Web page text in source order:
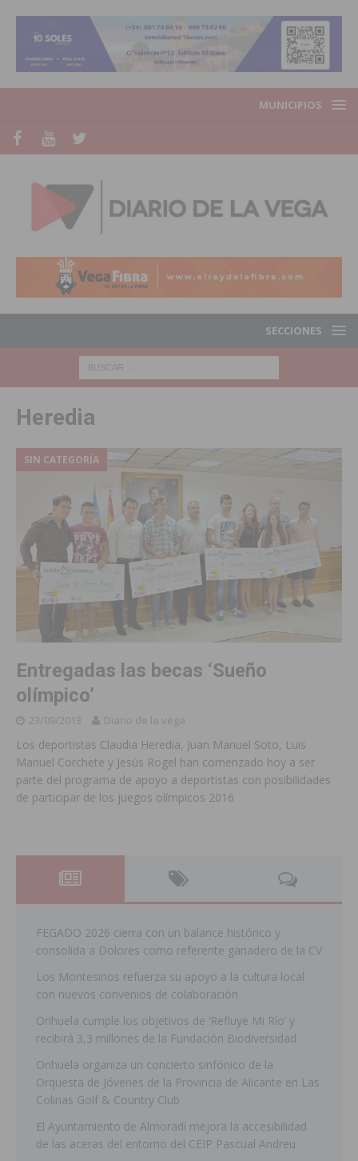
MUNICIPIOS
SECCIONES
Heredia
SIN CATEGORÍA
Entregadas las becas ‘Sueño
olímpico’
23/09/2013 Diario de la vega
Los deportistas Claudia Heredia, Juan Manuel Soto, Luis
Manuel Corchete y Jesús Rogel han comenzado hoy a ser
parte del programa de apoyo a deportistas con posibilidades
de participar de los juegos olímpicos 2016
FEGADO 2026 cierra con un balance histórico y
consolida a Dolores como referente ganadero de la CV
Los Montesinos refuerza su apoyo a la cultura local
con nuevos convenios de colaboración
Orihuela cumple los objetivos de ‘Refluye Mi Río’ y
recibirá 3,3 millones de la Fundación Biodiversidad
Orihuela organiza un concierto sinfónico de la
Orquesta de Jóvenes de la Provincia de Alicante en Las
Colinas Golf & Country Club
El Ayuntamiento de Almoradí mejora la accesibilidad
de las aceras del entorno del CEIP Pascual Andreu